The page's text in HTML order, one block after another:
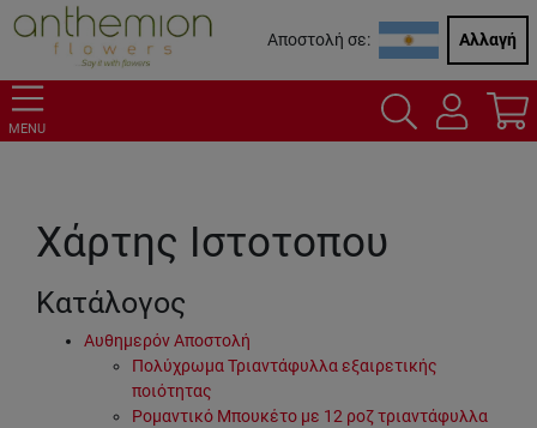
Αποστολή σε: Αλλαγή
MENU
Χάρτης Ιστοτοπου
Κατάλογος
Αυθημερόν Αποστολή
Πολύχρωμα Τριαντάφυλλα εξαιρετικής
ποιότητας
Ρομαντικό Μπουκέτο με 12 ροζ τριαντάφυλλα